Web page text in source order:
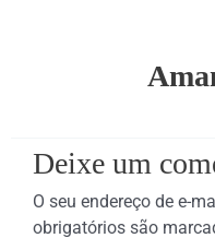
Deixe um
O seu endereço de e-
obrigatórios são